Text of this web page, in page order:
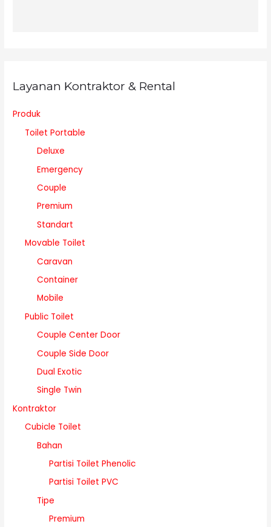
Layanan Kontraktor & Rental
Produk
Toilet Portable
Deluxe
Emergency
Couple
Premium
Standart
Movable Toilet
Caravan
Container
Mobile
Public Toilet
Couple Center Door
Couple Side Door
Dual Exotic
Single Twin
Kontraktor
Cubicle Toilet
Bahan
Partisi Toilet Phenolic
Partisi Toilet PVC
Tipe
Premium